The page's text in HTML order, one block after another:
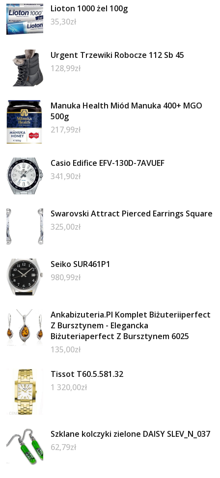
Lioton 1000 żel 100g
35,30zł
Urgent Trzewiki Robocze 112 Sb 45
128,99zł
Manuka Health Miód Manuka 400+ MGO
500g
217,99zł
Casio Edifice EFV-130D-7AVUEF
341,90zł
Swarovski Attract Pierced Earrings Square
325,00zł
Seiko SUR461P1
980,99zł
Ankabizuteria.Pl Komplet Biżuteriiperfect
Z Bursztynem - Elegancka
Biżuteriaperfect Z Bursztynem 6025
135,00zł
Tissot T60.5.581.32
1 320,00zł
Szklane kolczyki zielone DAISY SLEV_N_037
62,79zł